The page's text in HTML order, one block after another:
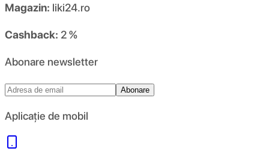
Magazin: liki24.ro
Cashback: 2 %
Abonare newsletter
Abonare
Aplicație de mobil